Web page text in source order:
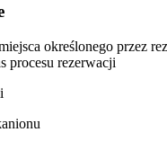
określonego przez
procesu rezerwacji